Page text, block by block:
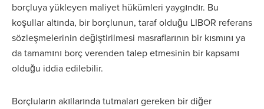
borçluya yükleyen maliyet hükümleri yaygındır. Bu
koşullar altında, bir borçlunun, taraf olduğu LIBOR referans
sözleşmelerinin değiştirilmesi masraflarının bir kısmını ya
da tamamını borç verenden talep etmesinin bir kapsamı
olduğu iddia edilebilir.
Borçluların akıllarında tutmaları gereken bir diğer